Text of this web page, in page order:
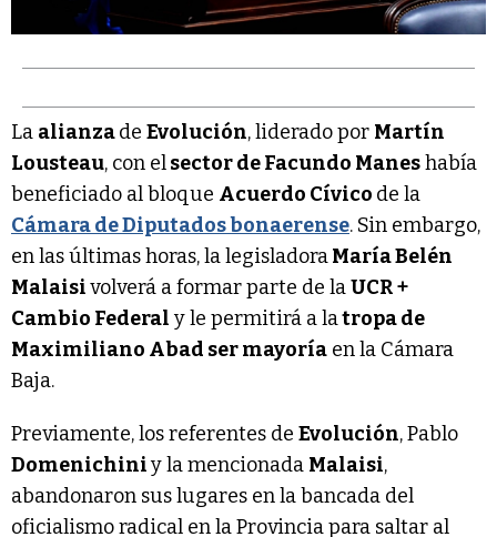
La alianzade Evolución, liderado por Martín
Lousteau, con elsector de Facundo Maneshabía
beneficiado al bloque Acuerdo Cívico de la
Cámara de Diputados bonaerense. Sin embargo,
en las últimas horas, la legisladoraMaría Belén
Malaisivolverá a formar parte de laUCR +
Cambio Federal y le permitirá a latropa de
Maximiliano Abad ser mayoría en la Cámara
Baja.
Previamente, los referentes de Evolución, Pablo
Domenichiniy la mencionada Malaisi,
abandonaron sus lugares en la bancada del
oficialismo radical en la Provincia para saltar al